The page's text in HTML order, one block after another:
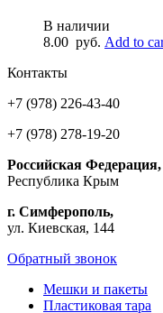
В наличии
8.00 руб. Add to
Контакты
+7 (978) 226-43-40
+7 (978) 278-19-20
Российская Федерация,
Республика Крым
г. Симферополь,
ул. Киевская, 144
Обратный звонок
Мешки и пакеты
Пластиковая тара